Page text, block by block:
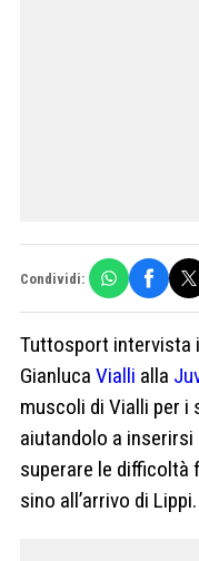
Condividi:
Tuttosport intervista
Gianluca Vialli alla
muscoli di Vialli per i
aiutandolo a
superare le difficoltà
sino all’arrivo di Lippi.